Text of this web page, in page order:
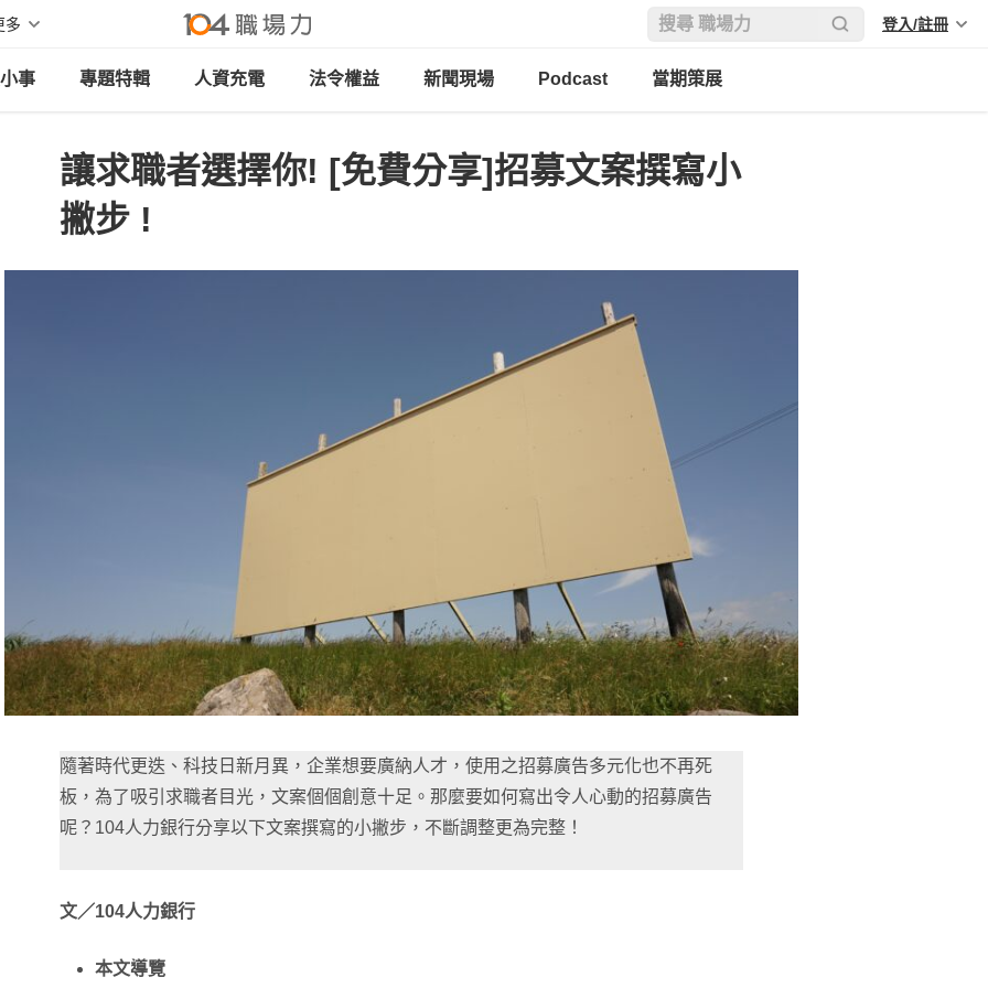
多 登入/註冊
事 專題特輯 人資充電 法令權益 新聞現場 Podcast 當期策展
讓求職者選擇你! [免費分享]招募文案撰寫小
撇步 !
隨著時代更迭、科技日新月異，企業想要廣納人才，使用之招募廣告多元化也不再死
板，為了吸引求職者目光，文案個個創意十足。那麼要如何寫出令人心動的招募廣告
呢？104人力銀行分享以下文案撰寫的小撇步，不斷調整更為完整！
文／104人力銀行
本文導覽